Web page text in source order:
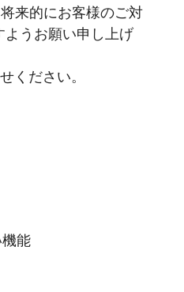
来的にお客様のご対
うお願い申し上げ
ください。
能